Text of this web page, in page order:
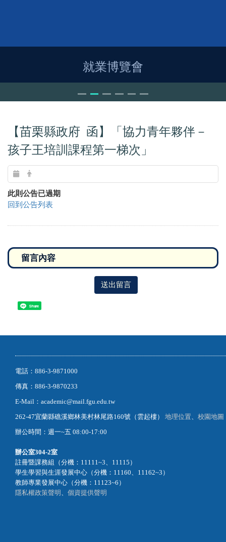
就業博覽會
【苗栗縣政府 函】「協力青年夥伴－
孩子王培訓課程第一梯次」
此則公告已過期
回到公告列表
送出留言
Share
電話：886-3-9871000
傳真：886-3-9870233
E-Mail：academic@mail.fgu.edu.tw
262-47宜蘭縣礁溪鄉林美村林尾路160號（雲起樓） 地理位置
校園地圖
辦公時間：週一~五 08:00-17:00
辦公室304-2室
註冊暨課務組（分機：11111~3、11115）
學生學習與生涯發展中心（分機：11160、11162~3）
教師專業發展中心（分機：11123~6）
隱私權政策聲明
個資提供聲明